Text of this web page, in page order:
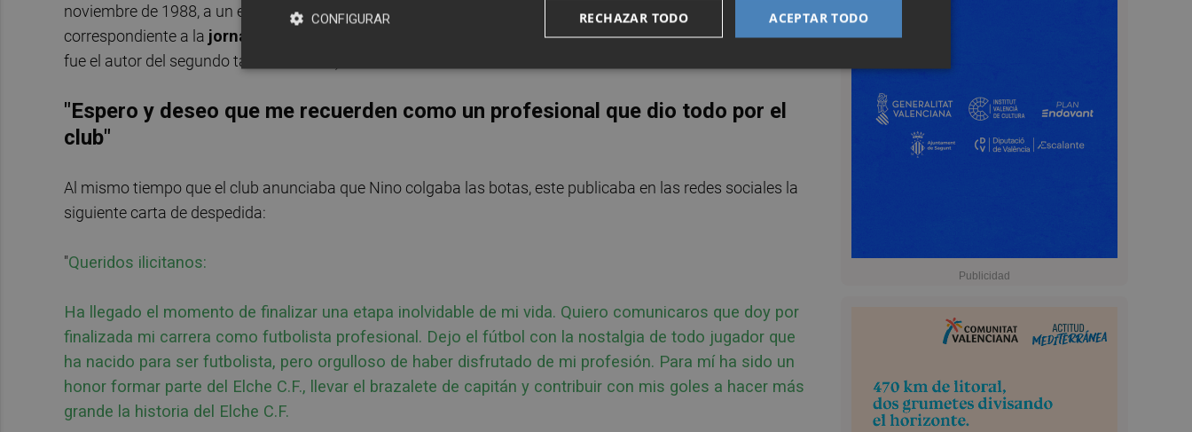
noviembre de 1988, a un encuentro en elMartínez Valero entre el equipo franjiverde y elFigueres
correspondiente a la jornada 13
Segunda B y que se llevaron los primeros por 3-1 (Nino
fue el autor del segundo tanto del Elche).
"Espero y deseo que me recuerden como un profesional que dio todo por el
club"
Al mismo tiempo que el club anunciaba que Nino colgaba las botas, este publicaba en las redes sociales la
siguiente carta de despedida:
"Queridos ilicitanos:
Ha llegado el momento de finalizar una etapa inolvidable de mi vida. Quiero comunicaros que doy por
finalizada mi carrera como futbolista profesional. Dejo el fútbol con la nostalgia de todo jugador que
ha nacido para ser futbolista, pero orgulloso de haber disfrutado de mi profesión. Para mí ha sido un
honor formar parte del Elche C.F., llevar el brazalete de capitán y contribuir con mis goles a hacer más
grande la historia del Elche C.F.
ACEPTAR TODO
RECHAZAR TODO
CONFIGURAR